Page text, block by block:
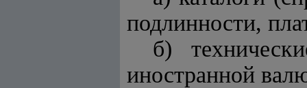
подлинности,
б)
иностранной